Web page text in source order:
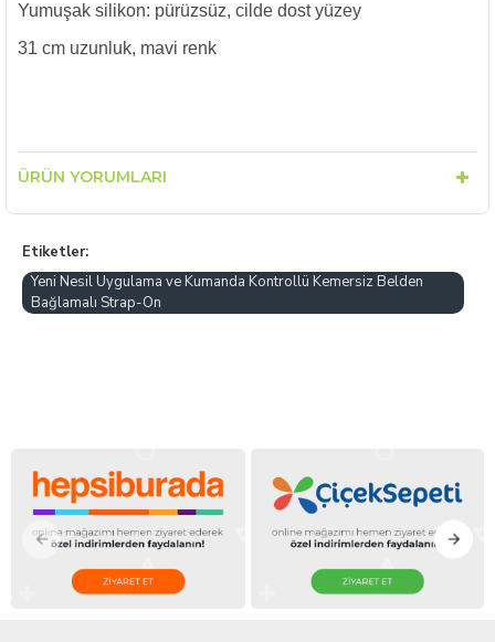
Yumuşak silikon: pürüzsüz, cilde dost yüzey
31 cm uzunluk, mavi renk
ÜRÜN YORUMLARI
Etiketler:
Yeni Nesil Uygulama ve Kumanda Kontrollü Kemersiz Belden
Bağlamalı Strap-On